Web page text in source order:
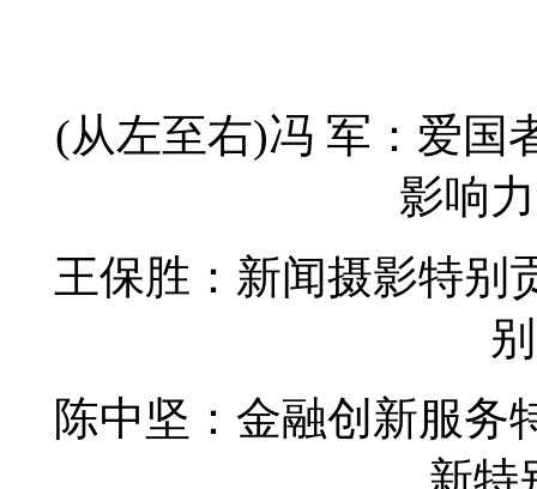
(从左至右)冯 军：爱国
影响
王保胜：新闻摄影特别
陈中坚：金融创新服务